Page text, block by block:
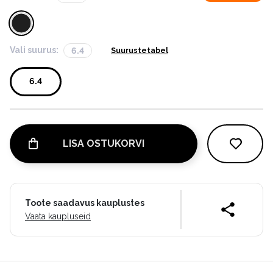
Vali suurus: 6.4 Suurustetabel
6.4
LISA OSTUKORVI
Toote saadavus kauplustes
Vaata kaupluseid